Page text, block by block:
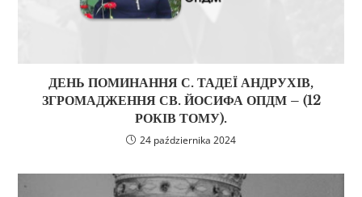
ДЕНЬ ПОМИНАННЯ С. ТАДЕЇ АНДРУХІВ,
ЗГРОМАДЖЕННЯ СВ. ЙОСИФА ОПДМ – (12
РОКІВ ТОМУ).
24 października 2024